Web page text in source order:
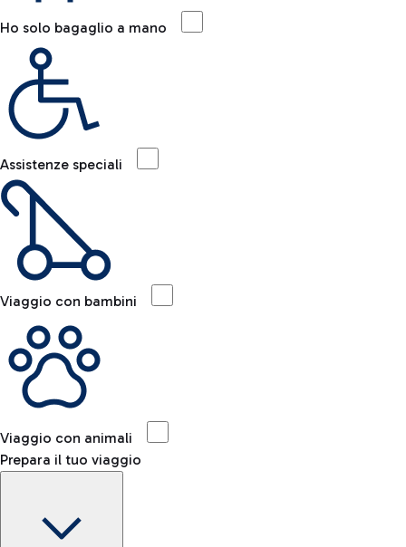
Ho solo bagaglio a mano
Assistenze speciali
Viaggio con bambini
Viaggio con animali
Prepara il tuo viaggio